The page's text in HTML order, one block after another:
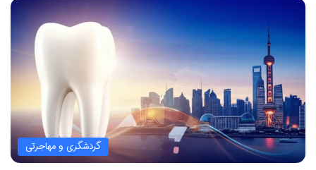
گردشگری و مهاجرتی